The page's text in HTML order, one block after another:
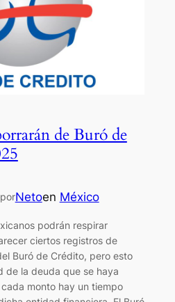
de Buró de
porNetoen México
podrán respirar
ciertos registros de
Buró de Crédito, pero esto
de la deuda que se haya
monto hay un tiempo